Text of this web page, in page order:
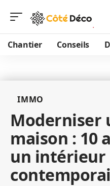
Chantier Conseils
IMMO
Moderniser
maison : 10
un intérieur